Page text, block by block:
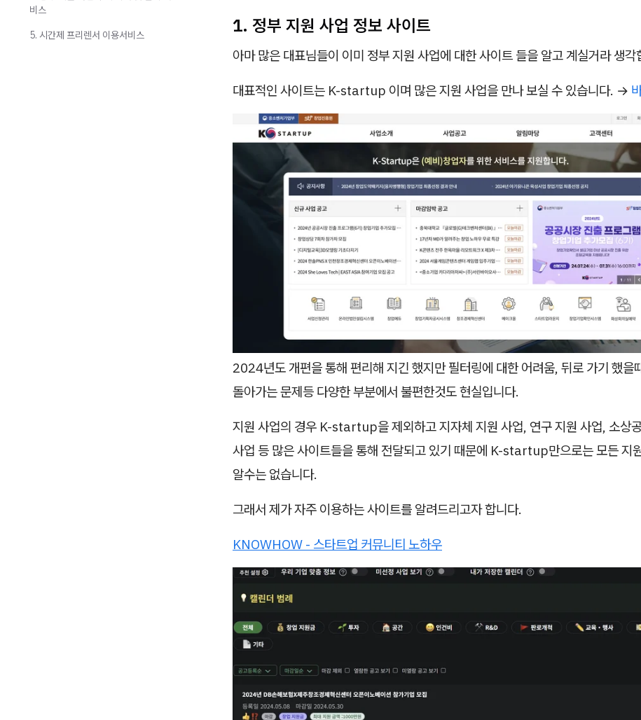
1. 정부 지원 사업 정보 사이트
아마 많은 대표님들이 이미 정부 지원 사업에 대한 사이트 들을 알고 계실거라 생각
대표적인 사이트는 K-startup 이며 많은 지원 사업을 만나 보실 수 있습니다. →
2024년도 개편을 통해 편리해 지긴 했지만 필터링에 대한 어려움, 뒤로 가기 했을
돌아가는 문제등 다양한 부분에서 불편한것도 현실입니다.
지원 사업의 경우 K-startup을 제외하고 지자체 지원 사업, 연구 지원 사업, 소상
사업 등 많은 사이트들을 통해 전달되고 있기 때문에 K-startup만으로는 모든 지
알수는 없습니다.
그래서 제가 자주 이용하는 사이트를 알려드리고자 합니다.
KNOWHOW - 스타트업 커뮤니티 노하우
비스
5. 시간제 프리렌서 이용서비스